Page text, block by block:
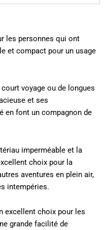
les personnes qui ont
et compact pour un usage
voyage ou de longues
et ses
en font un compagnon de
imperméable et la
choix pour la
aventures en plein air,
intempéries.
excellent choix pour les
grande facilité de